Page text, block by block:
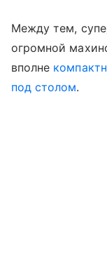
Между тем,
огромной
вполне
под столом.